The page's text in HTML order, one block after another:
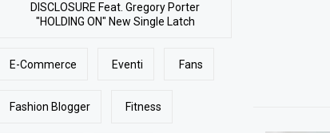
DISCLOSURE Feat. Gregory Porter
"HOLDING ON" New Single Latch
E-Commerce Eventi Fans
Fashion Blogger Fitness